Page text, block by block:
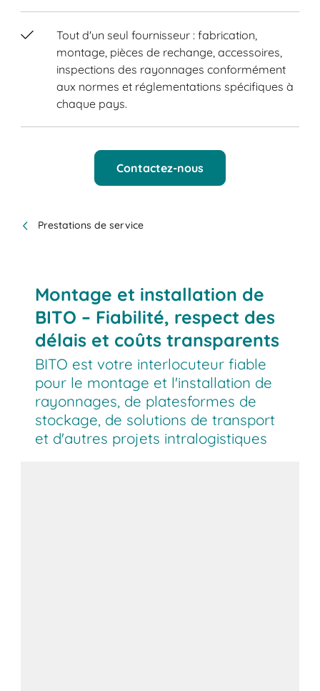
Tout d'un seul fournisseur : fabrication,
montage, pièces de rechange, accessoires,
inspections des rayonnages conformément
aux normes et réglementations spécifiques à
chaque pays.
Contactez-nous
Prestations de service
Montage et installation de
BITO – Fiabilité, respect des
délais et coûts transparents
BITO est votre interlocuteur fiable
pour le montage et l'installation de
rayonnages, de platesformes de
stockage, de solutions de transport
et d'autres projets intralogistiques